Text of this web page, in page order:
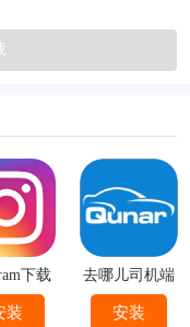
下载
方
装
去哪儿司机端
下载安装
安装